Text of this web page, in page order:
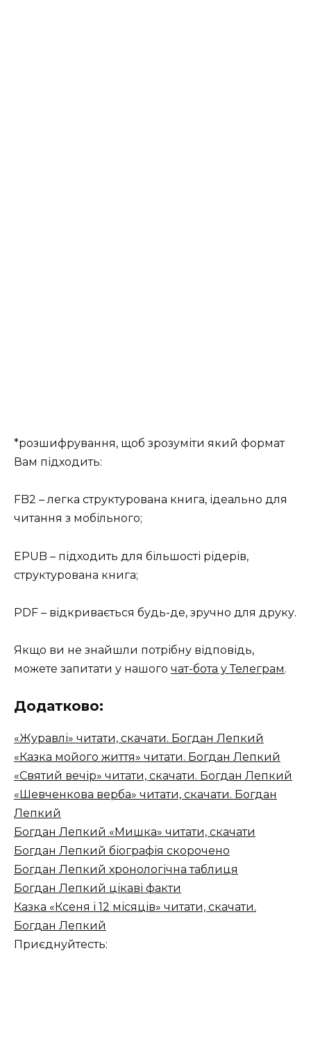
*розшифрування, щоб зрозуміти який формат
Вам підходить:
FB2 – легка структурована книга, ідеально для
читання з мобільного;
EPUB – підходить для більшості рідерів,
структурована книга;
PDF – відкривається будь-де, зручно для друку.
Якщо ви не знайшли потрібну відповідь,
можете запитати у нашого чат-бота у Телеграм.
Додатково:
«Журавлі» читати, скачати. Богдан Лепкий
«Казка мойого життя» читати. Богдан Лепкий
«Святий вечір» читати, скачати. Богдан Лепкий
«Шевченкова верба» читати, скачати. Богдан
Лепкий
Богдан Лепкий «Мишка» читати, скачати
Богдан Лепкий біографія скорочено
Богдан Лепкий хронологічна таблиця
Богдан Лепкий цікаві факти
Казка «Ксеня і 12 місяців» читати, скачати.
Богдан Лепкий
Приєднуйтесть: